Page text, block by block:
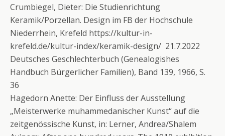
Crumbiegel, Dieter: Die Studienrichtung
Keramik/Porzellan. Design im FB der Hochschule
Niederrhein, Krefeld https://kultur-in-
krefeld.de/kultur-index/keramik-design/ 21.7.2022
Deutsches Geschlechterbuch (Genealogishes
Handbuch Bürgerlicher Familien), Band 139, 1966, S.
36
Hagedorn Anette: Der Einfluss der Ausstellung
„Meisterwerke muhammedanischer Kunst“ auf die
zeitgenössische Kunst, in: Lerner, Andrea/Shalem